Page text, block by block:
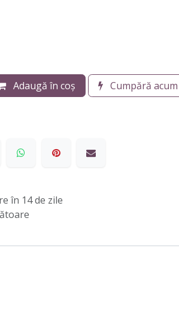
Adaugă în coș Cumpără acum
în 14 de zile